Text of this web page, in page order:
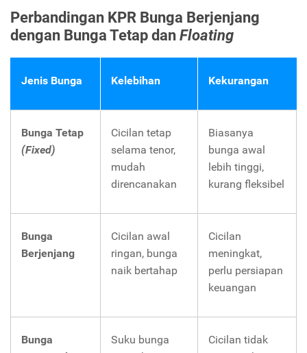
Perbandingan KPR Bunga Berjenjang
dengan Bunga Tetap danFloating
Jenis Bunga Kelebihan Kekurangan
Bunga Tetap
(Fixed)
Cicilan tetap
selama tenor,
mudah
direncanakan
Biasanya
bunga awal
lebih tinggi,
kurang fleksibel
Bunga
Berjenjang
Cicilan awal
ringan, bunga
naik bertahap
Cicilan
meningkat,
perlu persiapan
keuangan
Bunga
Suku bunga
Cicilan tidak